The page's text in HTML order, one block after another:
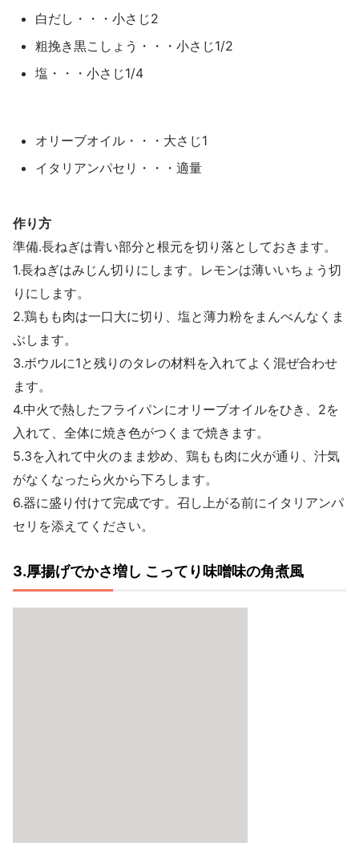
白だし・・・小さじ2
粗挽き黒こしょう・・・小さじ1/2
塩・・・小さじ1/4
オリーブオイル・・・大さじ1
イタリアンパセリ・・・適量
作り方
準備.長ねぎは青い部分と根元を切り落としておきます。
1.長ねぎはみじん切りにします。レモンは薄いいちょう切
りにします。
2.鶏もも肉は一口大に切り、塩と薄力粉をまんべんなくま
ぶします。
3.ボウルに1と残りのタレの材料を入れてよく混ぜ合わせ
ます。
4.中火で熱したフライパンにオリーブオイルをひき、2を
入れて、全体に焼き色がつくまで焼きます。
5.3を入れて中火のまま炒め、鶏もも肉に火が通り、汁気
がなくなったら火から下ろします。
6.器に盛り付けて完成です。召し上がる前にイタリアンパ
セリを添えてください。
3.厚揚げでかさ増し こってり味噌味の角煮風